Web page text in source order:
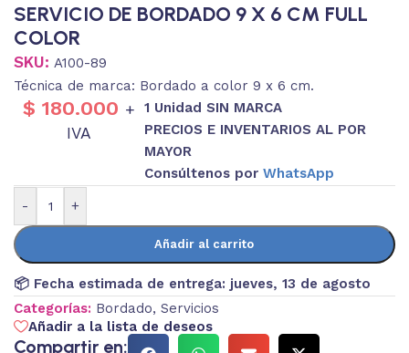
SERVICIO DE BORDADO 9 X 6 CM FULL
COLOR
SKU: A100-89
Técnica de marca: Bordado a color 9 x 6 cm.
$ 180.000 +
IVA
1 Unidad SIN MARCA
PRECIOS E INVENTARIOS AL POR
MAYOR
Consúltenos por WhatsApp
-
+
Añadir al carrito
📦 Fecha estimada de entrega: jueves, 13 de agosto
Categorías: Bordado, Servicios
Añadir a la lista de deseos
Compartir en: